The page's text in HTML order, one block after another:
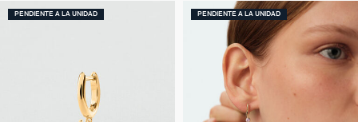
PENDIENTE A LA UNIDAD PENDIENTE A LA UNIDAD